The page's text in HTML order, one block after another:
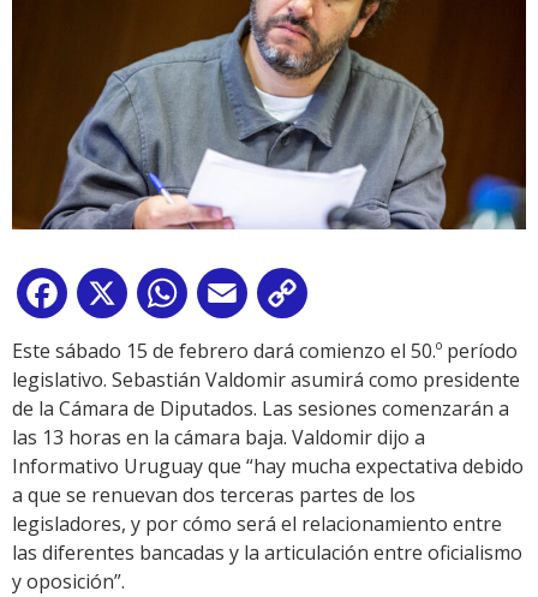
Facebook
X WhatsApp
Email
Link
Este sábado 15 de febrero dará comienzo el 50.º período
legislativo. Sebastián Valdomir asumirá como presidente
de la Cámara de Diputados. Las sesiones comenzarán a
las 13 horas en la cámara baja. Valdomir dijo a
Informativo Uruguay que “hay mucha expectativa debido
a que se renuevan dos terceras partes de los
legisladores, y por cómo será el relacionamiento entre
las diferentes bancadas y la articulación entre oficialismo
y oposición”.